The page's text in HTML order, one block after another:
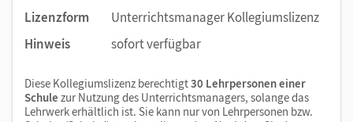
Lizenzform
Unterrichtsmanager Kollegiumslizenz
Hinweis
sofort verfügbar
Diese Kollegiumslizenz berechtigt30 Lehrpersonen einer
Schule zur Nutzung des Unterrichtsmanagers, solange das
Lehrwerk erhältlich ist. Sie kann nur von Lehrpersonen bzw.